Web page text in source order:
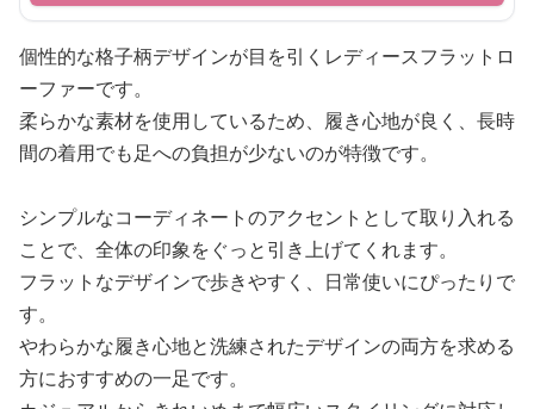
個性的な格子柄デザインが目を引くレディースフラットロ
ーファーです。
柔らかな素材を使用しているため、履き心地が良く、長時
間の着用でも足への負担が少ないのが特徴です。
シンプルなコーディネートのアクセントとして取り入れる
ことで、全体の印象をぐっと引き上げてくれます。
フラットなデザインで歩きやすく、日常使いにぴったりで
す。
やわらかな履き心地と洗練されたデザインの両方を求める
方におすすめの一足です。